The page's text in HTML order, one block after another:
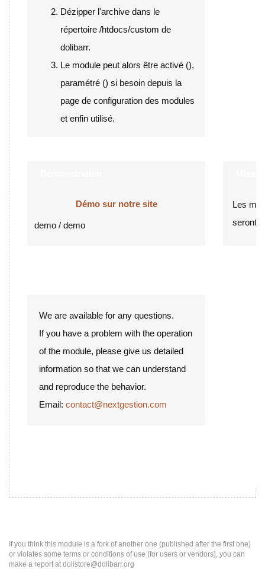
Dézipper l'archive dans le
répertoire /htdocs/custom de
dolibarr.
Le module peut alors être activé (),
paramétré () si besoin depuis la
page de configuration des modules
et enfin utilisé.
Démo sur notre site
demo / demo
Les
seront
We are available for any questions.
If you have a problem with the operation
of the module, please give us detailed
information so that we can understand
and reproduce the behavior.
Email: contact@nextgestion.com
If you think this module is a fork of another one (published after the first one)
or violates some terms or conditions of use (for users or vendors), you can
make a report at dolistore@dolibarr.org